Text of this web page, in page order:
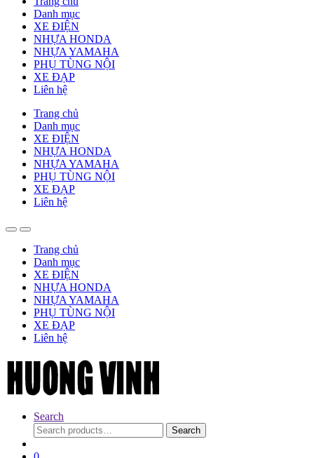
Danh mục
XE ĐIỆN
NHỰA HONDA
NHỰA YAMAHA
PHỤ TÙNG NỘI
XE ĐẠP
Liên hệ
Trang chủ
Danh mục
XE ĐIỆN
NHỰA HONDA
NHỰA YAMAHA
PHỤ TÙNG NỘI
XE ĐẠP
Liên hệ
Trang chủ
Danh mục
XE ĐIỆN
NHỰA HONDA
NHỰA YAMAHA
PHỤ TÙNG NỘI
XE ĐẠP
Liên hệ
Search
Search
for:
Search